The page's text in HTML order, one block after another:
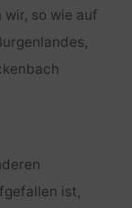
so wie auf
ist,